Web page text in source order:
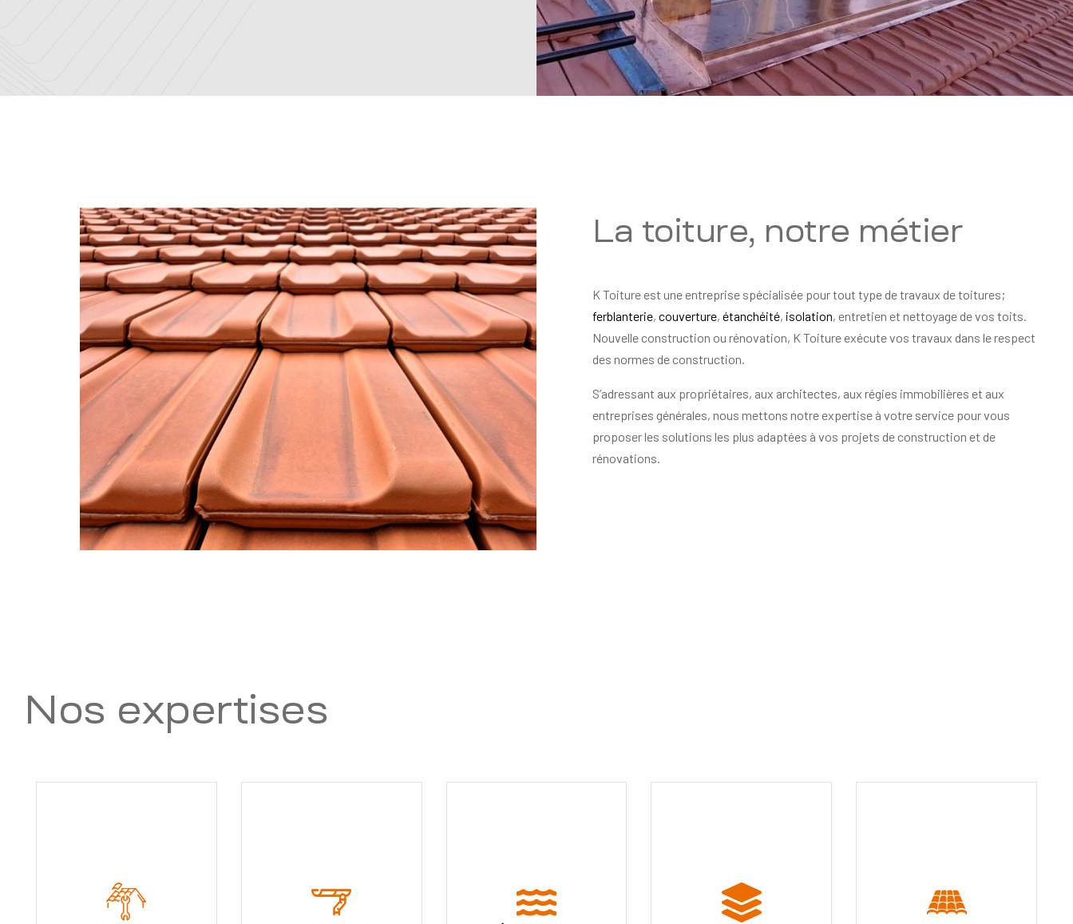
La toiture, notre métier
K Toiture est une entreprise spécialisée pour tout type de travaux de toitures;
ferblanterie, couverture, étanchéité, isolation, entretien et nettoyage de vos toits.
Nouvelle construction ou rénovation, K Toiture exécute vos travaux dans le respect
des normes de construction.
S’adressant aux propriétaires, aux architectes, aux régies immobilières et aux
entreprises générales, nous mettons notre expertise à votre service pour vous
proposer les solutions les plus adaptées à vos projets de construction et de
rénovations.
Nos expertises